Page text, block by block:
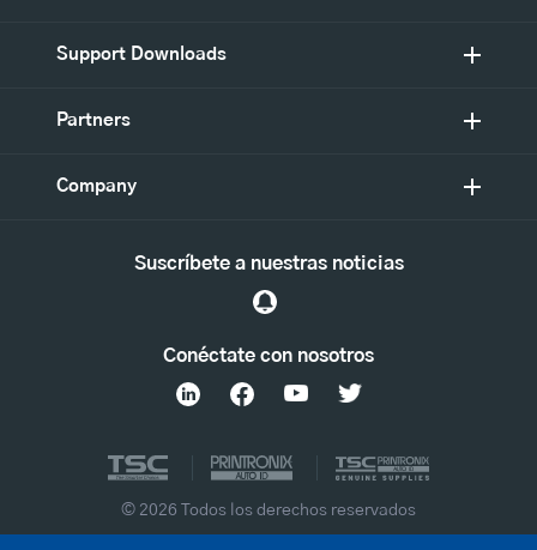
Support Downloads
Partners
Company
Conéctate con nosotros
Suscríbete a nuestras noticias
© 2026 Todos los derechos reservados